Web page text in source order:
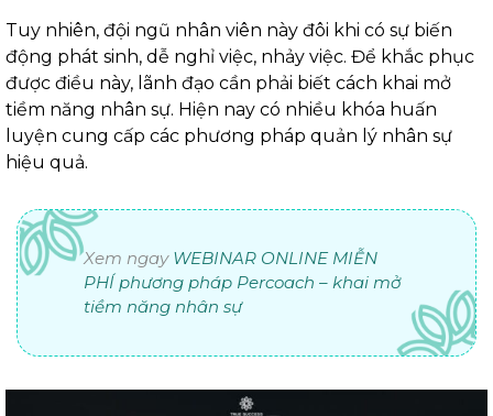
Tuy nhiên, đội ngũ nhân viên này đôi khi có sự biến
động phát sinh, dễ nghỉ việc, nhảy việc. Để khắc phục
được điều này, lãnh đạo cần phải biết cách khai mở
tiềm năng nhân sự. Hiện nay có nhiều khóa huấn
luyện cung cấp các phương pháp quản lý nhân sự
hiệu quả.
Xem ngay WEBINAR ONLINE MIỄN
PHÍ phương pháp Percoach – khai mở
tiềm năng nhân sự